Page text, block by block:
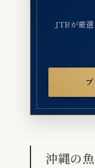
JTBが厳
沖縄の